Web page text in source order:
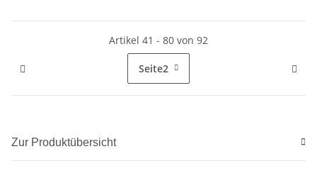
Artikel 41 - 80 von 92
Seite2
Zur Produktübersicht